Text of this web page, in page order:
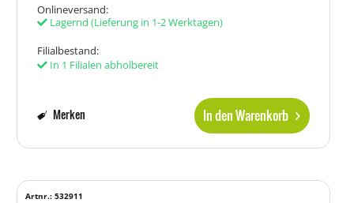
Onlineversand:
Lagernd (Lieferung in 1-2 Werktagen)
Filialbestand:
In 1 Filialen abholbereit
In den Warenkorb
Merken
Artnr.: 532911